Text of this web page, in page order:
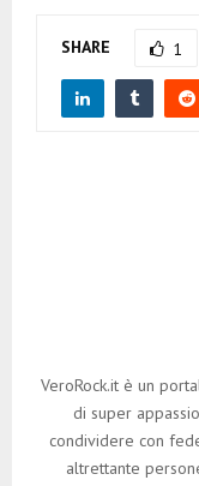
SHARE 1
VeroRock.it è un
di super
condividere con
altrettante